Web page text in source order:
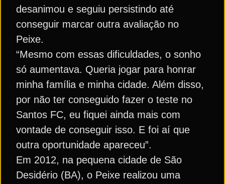
desanimou e seguiu persistindo até
conseguir marcar outra avaliação no
Peixe.
“Mesmo com essas dificuldades, o sonho
só aumentava. Queria jogar para honrar
minha família e minha cidade. Além disso,
por não ter conseguido fazer o teste no
Santos FC, eu fiquei ainda mais com
vontade de conseguir isso. E foi aí que
outra oportunidade apareceu”.
Em 2012, na pequena cidade de São
Desidério (BA), o Peixe realizou uma